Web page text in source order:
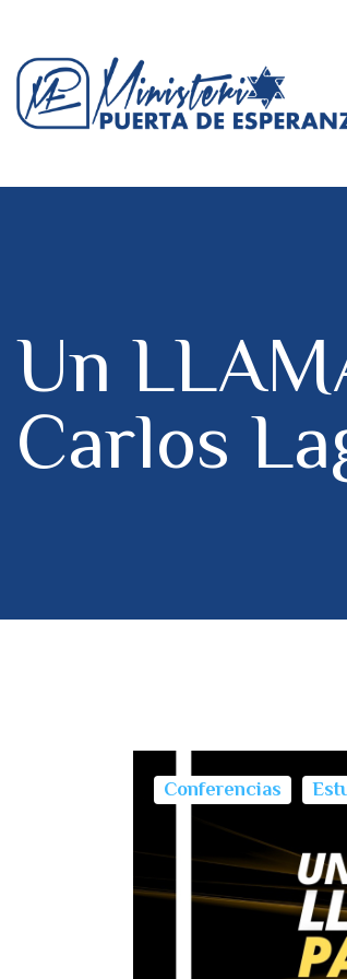
Un
Carlos
Conferencias